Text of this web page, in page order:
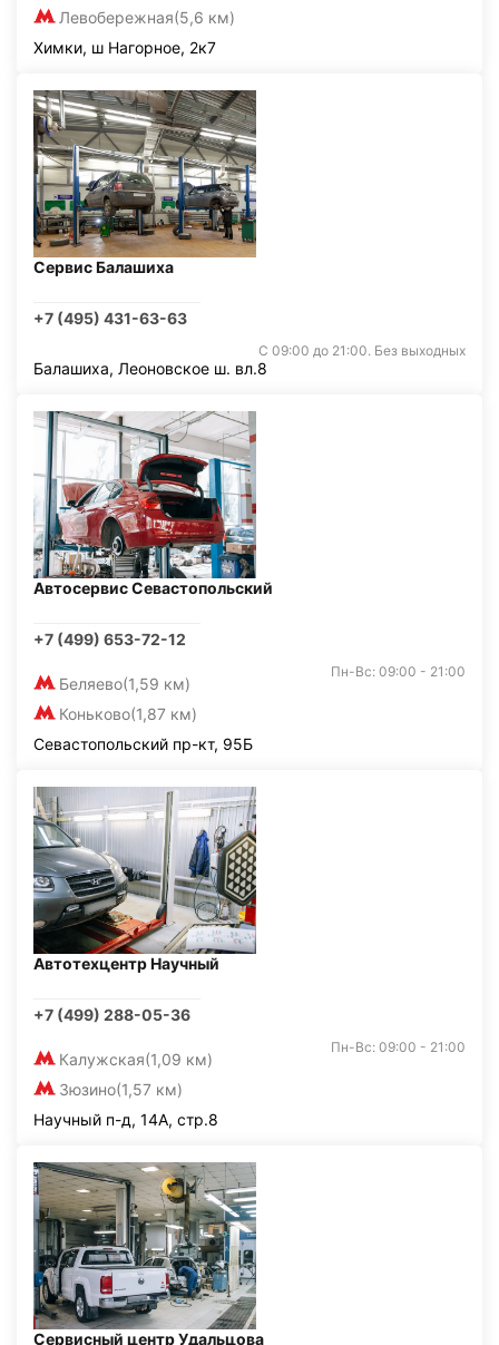
Левобережная(5,6 км)
Химки, ш Нагорное, 2к7
Сервис Балашиха
+7 (495) 431-63-63
С 09:00 до 21:00. Без выходных
Балашиха, Леоновское ш. вл.8
Автосервис Севастопольский
+7 (499) 653-72-12
Беляево(1,59 км)
Коньково(1,87 км)
Пн-Вс: 09:00 - 21:00
Севастопольский пр-кт, 95Б
Автотехцентр Научный
+7 (499) 288-05-36
Калужская(1,09 км)
Зюзино(1,57 км)
Пн-Вс: 09:00 - 21:00
Научный п-д, 14А, стр.8
Сервисный центр Удальцова